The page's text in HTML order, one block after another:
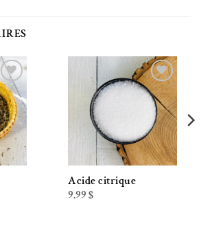
Ajouter à la liste de souhaits
Acide citrique
9.99 $